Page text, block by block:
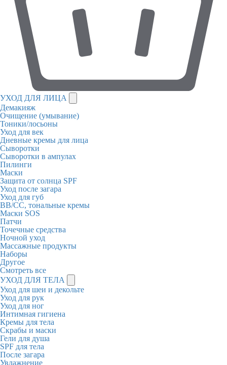
УХОД ДЛЯ ЛИЦА
Демакияж
Очищение (умывание)
Тоники/лосьоны
Уход для век
Дневные кремы для лица
Сыворотки
Сыворотки в ампулах
Пилинги
Маски
Защита от солнца SPF
Уход после загара
Уход для губ
BB/CC, тональные кремы
Маски SOS
Патчи
Точечные средства
Ночной уход
Массажные продукты
Наборы
Другое
Смотреть все
УХОД ДЛЯ ТЕЛА
Уход для шеи и декольте
Уход для рук
Уход для ног
Интимная гигиена
Кремы для тела
Скрабы и маски
Гели для душа
SPF для тела
После загара
Увлажнение